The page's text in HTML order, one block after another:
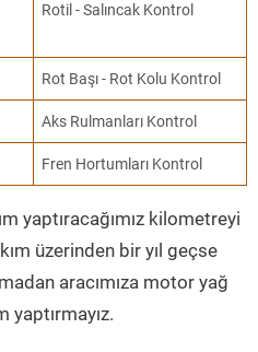
Rotil - Salıncak Kontrol
Rot Başı - Rot Kolu Kontrol
Aks Rulmanları Kontrol
Fren Hortumları Kontrol
yaptıracağımız kilometreyi
üzerinden bir yıl geçse
aracımıza motor yağ
yaptırmayız.